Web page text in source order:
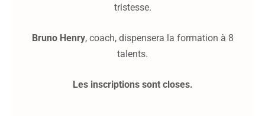
tristesse.
Bruno Henry, coach, dispensera la formation à 8
talents.
Les inscriptions sont closes.